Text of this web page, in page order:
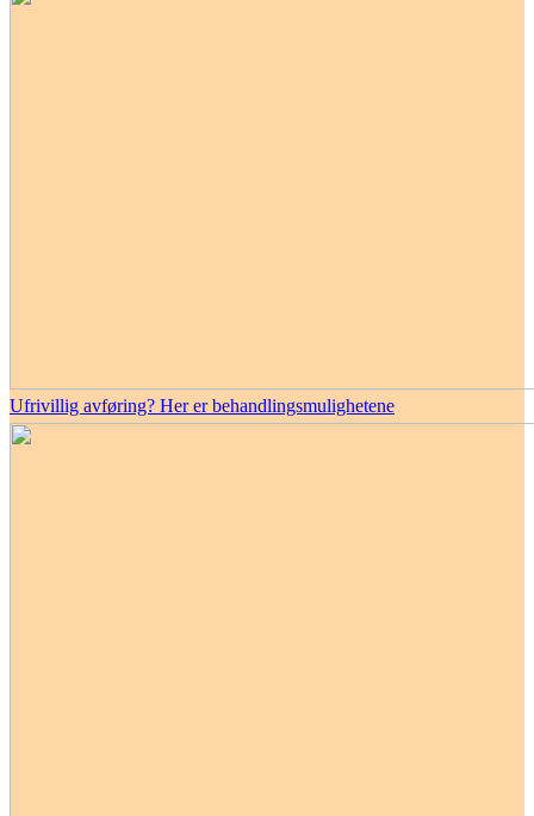
Ufrivillig avføring? Her er behandlingsmulighetene